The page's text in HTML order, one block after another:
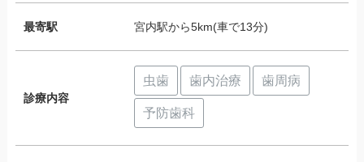
最寄駅 宮内駅から5km(車で13分)
診療内容
虫歯 歯内治療 歯周病
予防歯科